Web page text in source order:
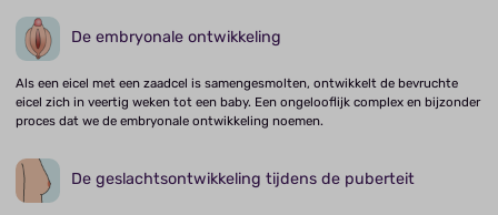
De embryonale ontwikkeling
Als een eicel met een zaadcel is samengesmolten, ontwikkelt de bevruchte
eicel zich in veertig weken tot een baby. Een ongelooflijk complex en bijzonder
proces dat we de embryonale ontwikkeling noemen.
De geslachtsontwikkeling tijdens de puberteit